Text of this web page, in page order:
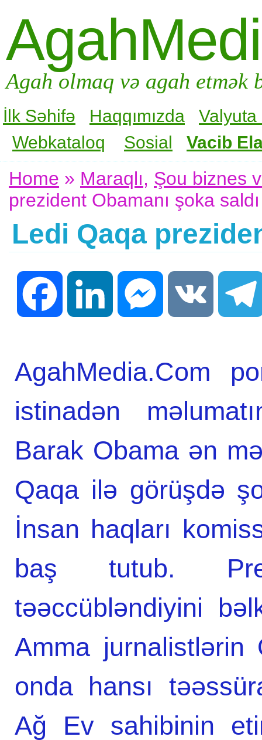
Agah olmaq və agah
İlk Səhifə Haqqımızda
Valyuta
Webkataloq
Sosial Vacib
Home » Maraqlı, Şou biznes
prezident Obamanı şoka saldı
Ledi Qaqa
Facebook LinkedIn Messenger VK
AgahMedia.Com
istinadən
Barak Obama ən
Qaqa ilə görüşdə
İnsan haqları
baş tutub.
təəccübləndiyini
Amma jurnalistlərin
onda hansı
Ağ Ev sahibinin